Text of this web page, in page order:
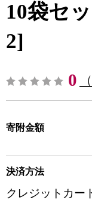
10袋セ
2]
0
寄附金額
決済方法
クレジットカー